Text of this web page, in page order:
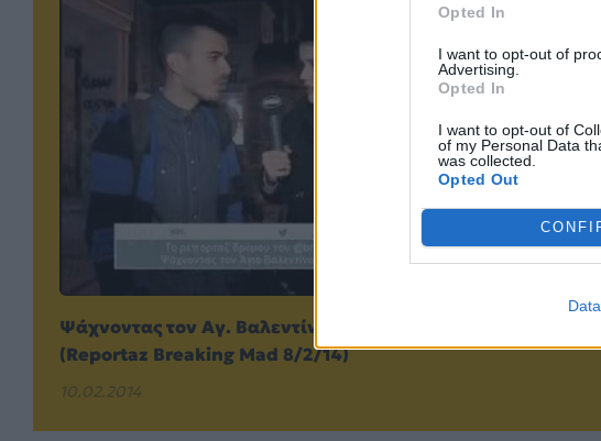
Opted In
I want to opt-out of
Advertising.
Opted In
I want to opt-out of
of my Personal Data
was collected.
Opted Out
Ψάχνοντας τον Αγ. Βαλεντίνο στην Ερμού!
(Reportaz Breaking Mad 8/2/14)
10.02.2014